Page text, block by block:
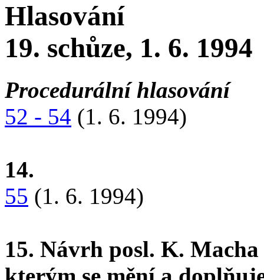
Hlasování
19. schůze, 1. 6. 1994
Procedurální hlasování
52 - 54 (1. 6. 1994)
14.
55 (1. 6. 1994)
15. Návrh posl. K.